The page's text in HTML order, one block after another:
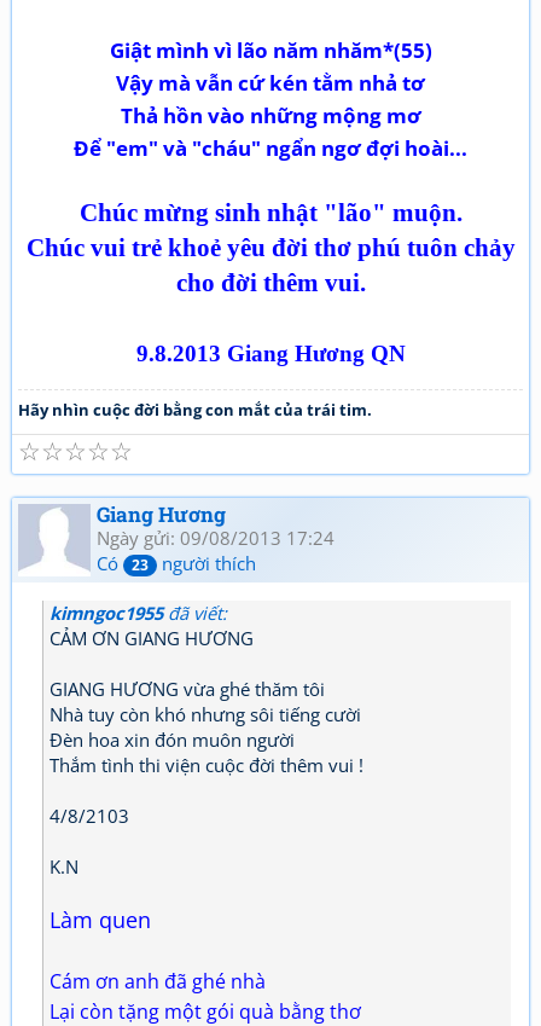
Giật mình vì lão năm nhăm*(55)
Vậy mà vẫn cứ kén tằm nhả tơ
Thả hồn vào những mộng mơ
Để "em" và "cháu" ngẩn ngơ đợi hoài...
Chúc mừng sinh nhật "lão" muộn.
Chúc vui trẻ khoẻ yêu đời thơ phú tuôn chảy
cho đời thêm vui.
9.8.2013 Giang Hương QN
Hãy nhìn cuộc đời bằng con mắt của trái tim.
☆
☆
☆
☆
☆
Giang Hương
Ngày gửi: 09/08/2013 17:24
Có
23 người thích
kimngoc1955đã viết:
CẢM ƠN GIANG HƯƠNG
GIANG HƯƠNG vừa ghé thăm tôi
Nhà tuy còn khó nhưng sôi tiếng cười
Đèn hoa xin đón muôn người
Thắm tình thi viện cuộc đời thêm vui !
4/8/2103
K.N
Làm quen
Cám ơn anh đã ghé nhà
Lại còn tặng một gói quà bằng thơ